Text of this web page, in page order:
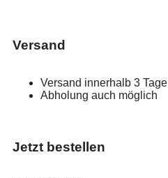
Versand
Versand innerhalb 3 Tage
Abholung auch möglich
Jetzt bestellen